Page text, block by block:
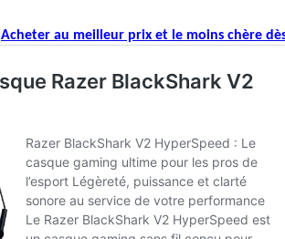
Acheter au meilleur prix et le moins chère